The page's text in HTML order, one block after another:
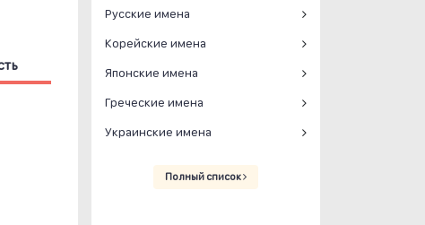
Русские имена
Корейские имена
Японские имена
Греческие имена
Украинские имена
Полный список